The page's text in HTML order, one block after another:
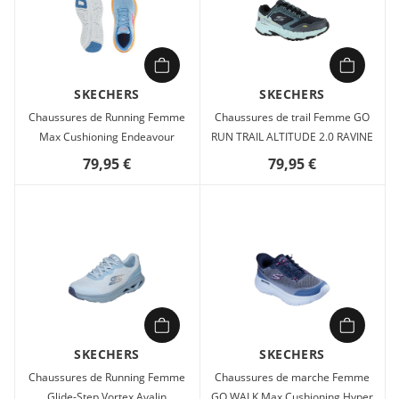
SKECHERS
Chaussures de Running Femme
Max Cushioning Endeavour
79,95 €
SKECHERS
Chaussures de trail Femme GO
RUN TRAIL ALTITUDE 2.0 RAVINE
79,95 €
SKECHERS
Chaussures de Running Femme
SKECHERS
Chaussures de marche Femme